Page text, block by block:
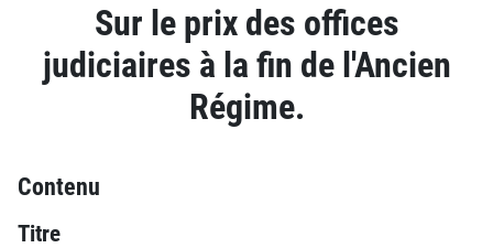
Sur le prix des offices
judiciaires à la fin de l'Ancien
Régime.
Contenu
Titre